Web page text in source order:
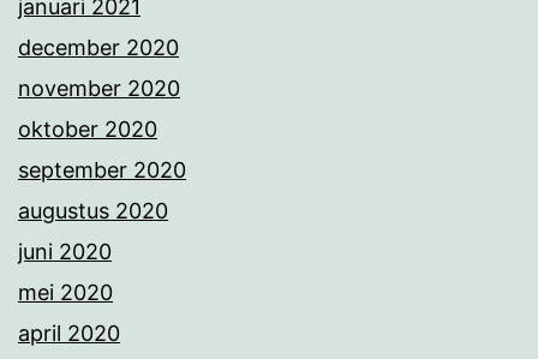
januari 2021
december 2020
november 2020
oktober 2020
september 2020
augustus 2020
juni 2020
mei 2020
april 2020